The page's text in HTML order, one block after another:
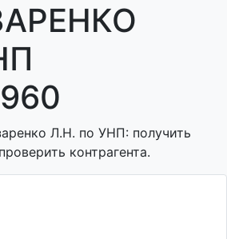
Л.Н. по УНП: получить
контрагента.